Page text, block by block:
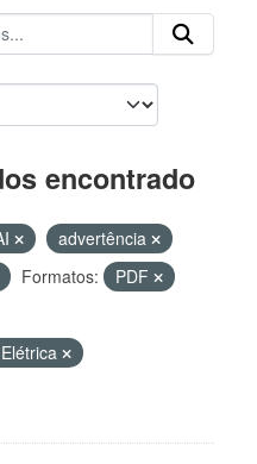
encontrado
advertência
Formatos:
PDF